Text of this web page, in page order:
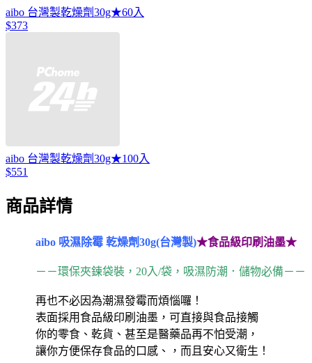
aibo 台灣製乾燥劑30g★60入
$373
aibo 台灣製乾燥劑30g★100入
$551
商品詳情
aibo 吸濕除霉 乾燥劑30g(台灣製)★食品級印刷油墨★
－－環保夾鍊袋裝，20入/袋，吸濕防潮．儲物必備－－
再也不必因為潮濕發霉而煩惱囉！
表面採用食品級印刷油墨，可直接與食品接觸
你的零食、乾貨、甚至是醫藥品再不怕受潮，
讓你方便保存食品的口感、，而且安心又衛生！